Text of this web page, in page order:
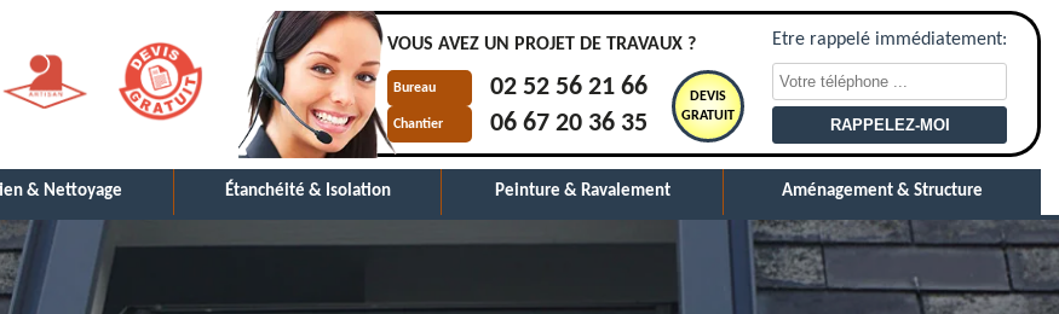
VOUS AVEZ UN PROJET DE TRAVAUX ?
Bureau 02 52 56 21 66
Chantier 06 67 20 36 35
DEVIS
GRATUIT
Etre rappelé immédiatement:
& Nettoyage Étanchéité & Isolation Peinture & Ravalement Aménagement & Structure